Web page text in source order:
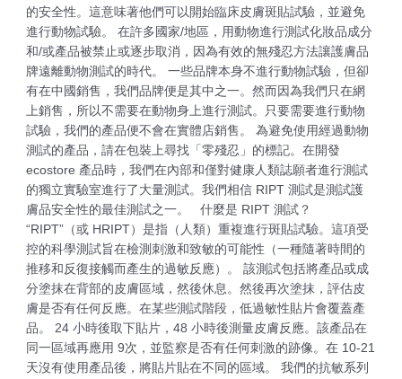
的安全性。這意味著他們可以開始臨床皮膚斑貼試驗，並避免
進行動物試驗。 在許多國家/地區，用動物進行測試化妝品成分
和/或產品被禁止或逐步取消，因為有效的無殘忍方法讓護膚品
牌遠離動物測試的時代。 一些品牌本身不進行動物試驗，但卻
有在中國銷售，我們品牌便是其中之一。然而因為我們只在網
上銷售，所以不需要在動物身上進行測試。只要需要進行動物
試驗，我們的產品便不會在實體店銷售。 為避免使用經過動物
測試的產品，請在包裝上尋找「零殘忍」的標記。在開發
ecostore 產品時，我們在內部和僅對健康人類誌願者進行測試
的獨立實驗室進行了大量測試。我們相信 RIPT 測試是測試護
膚品安全性的最佳測試之一。 什麼是 RIPT 測試？
“RIPT”（或 HRIPT）是指（人類）重複進行斑貼試驗。這項受
控的科學測試旨在檢測刺激和致敏的可能性（一種隨著時間的
推移和反復接觸而產生的過敏反應）。 該測試包括將產品或成
分塗抹在背部的皮膚區域，然後休息。然後再次塗抹，評估皮
膚是否有任何反應。在某些測試階段，低過敏性貼片會覆蓋產
品。 24 小時後取下貼片，48 小時後測量皮膚反應。該產品在
同一區域再應用 9次，並監察是否有任何刺激的跡像。在 10-21
天沒有使用產品後，將貼片貼在不同的區域。 我們的抗敏系列